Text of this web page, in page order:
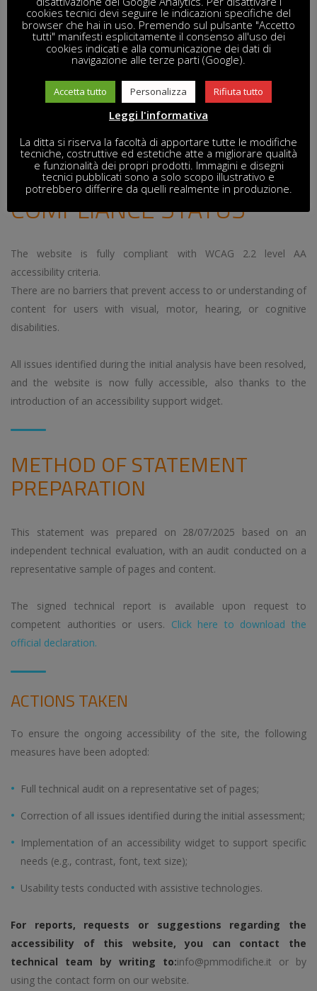
Regulation 2016/2102, and the technical requirements of
standard EN 301 549, based on WCAG 2.2 level AA.
This website has undergone a comprehensive accessibility audit
that included automated tests (WAVE, axe DevTools,
Lighthouse), manual checks (keyboard navigation, screen
reader, contrast, zoom), and cross-verification of semantic
structure, color contrast, labels, and readability.
COMPLIANCE STATUS
The website is fully compliant with WCAG 2.2 level AA
accessibility criteria.
There are no barriers that prevent access to or understanding of
content for users with visual, motor, hearing, or cognitive
disabilities.
All issues identified during the initial analysis have been resolved,
and the website is now fully accessible, also thanks to the
introduction of an accessibility support widget.
METHOD OF STATEMENT
PREPARATION
This statement was prepared on 28/07/2025 based on an
independent technical evaluation, with an audit conducted on a
representative sample of pages and content.
The signed technical report is available upon request to
competent authorities or users. Click here to download the
official declaration.
ACTIONS TAKEN
To ensure the ongoing accessibility of the site, the following
measures have been adopted:
Full technical audit on a representative set of pages;
Correction of all issues identified during the initial assessment;
Implementation of an accessibility widget to support specific
needs (e.g., contrast, font, text size);
Usability tests conducted with assistive technologies.
For reports, requests or suggestions regarding the
accessibility of this website, you can contact the
technical team by writing to:info@pmmodifiche.it or by
using the contact form on our website.
cookies tecnici devi seguire le indicazioni specifiche del
browser che hai in uso. Premendo sul pulsante "Accetto
tutti" manifesti esplicitamente il consenso all'uso dei
cookies indicati e alla comunicazione dei dati di
navigazione alle terze parti (Google).
Accetta tutto Personalizza Rifiuta tutto
Leggi l'informativa
La ditta si riserva la facoltà di apportare tutte le modifiche
tecniche, costruttive ed estetiche atte a migliorare qualità
e funzionalità dei propri prodotti. Immagini e disegni
tecnici pubblicati sono a solo scopo illustrativo e
potrebbero differire da quelli realmente in produzione.